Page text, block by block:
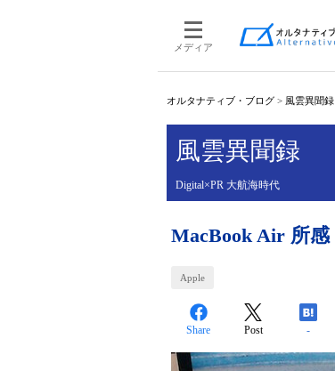
メディア
オルタナティブ・ブログ > 風雲異聞録
風雲異聞録
Digital×PR 大航海時代
MacBook Air 所感
Apple
Share Post -